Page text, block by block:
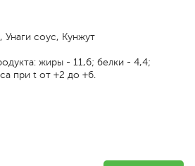
соус, Кунжут
жиры - 11,6; белки - 4,4;
при t от +2 до +6.